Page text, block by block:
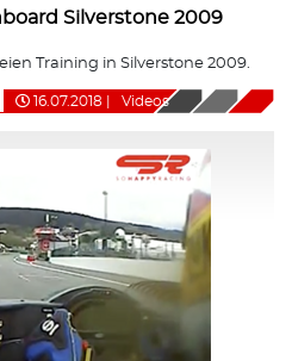
Silverstone 2009
Training in Silverstone 2009.
16.07.2018 Videos